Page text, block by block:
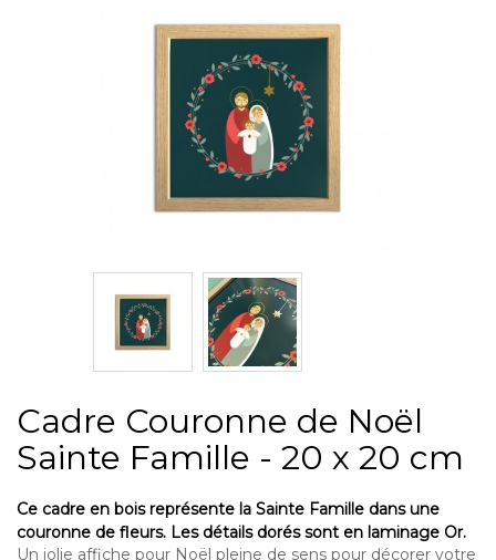
Cadre Couronne de Noël
Sainte Famille - 20 x 20 cm
Ce cadre en bois représente la Sainte Famille dans une
couronne de fleurs. Les détails dorés sont en laminage Or.
Un jolie affiche pour Noël pleine de sens pour décorer votre